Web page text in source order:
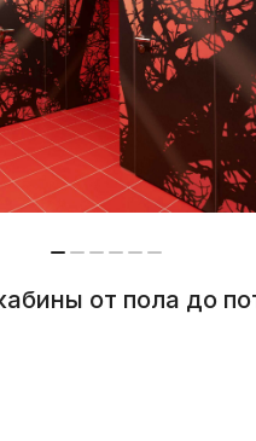
от пола до